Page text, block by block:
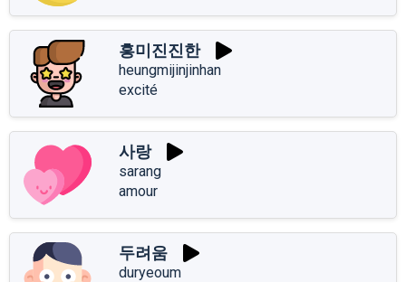
흥미진진한
heungmijinjinhan
excité
사랑
sarang
amour
두려움
duryeoum